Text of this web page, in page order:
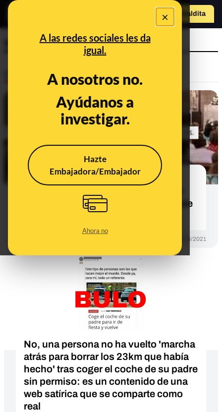
×
A las redes sociales les da
igual.
A nosotros no.
Ayúdanos a
investigar.
Hazte
Embajadora/Embajador
Ahora no
Hazte Maldita
web satírica
No, este contenido que dice que la
entrada para oír misa" no es real: sale
de una web que publica "ficción"
18/06/2021
No, una persona no ha vuelto 'marcha
atrás para borrar los 23km que había
hecho' tras coger el coche de su padre
sin permiso: es un contenido de una
web satírica que se comparte como
real